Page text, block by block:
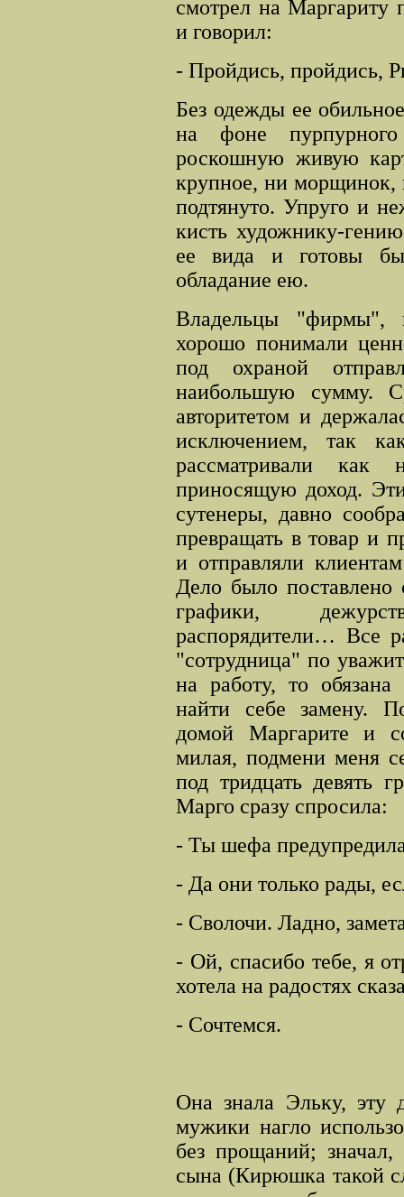
смотрел на Маргариту
и говорил:
- Пройдись, пройдись,
Без одежды ее
на фоне
роскошную живую
крупное, ни морщинок,
подтянуто. Упруго и
кисть художнику-
ее вида и готовы
обладание ею.
Владельцы "фирмы",
хорошо понимали
под охраной
наибольшую сумму.
авторитетом и
исключением, так
рассматривали как
приносящую доход.
сутенеры, давно
превращать в товар и
и отправляли
Дело было поставлено
графики,
распорядители… Все
"сотрудница" по
на работу, то
найти себе замену.
домой Маргарите и
милая, подмени меня
под тридцать девять
Марго сразу спросила:
- Ты шефа
- Да они только рады,
- Сволочи. Ладно,
- Ой, спасибо тебе, я
хотела на радостях
- Сочтемся.
Она знала Эльку, эту
мужики нагло
без прощаний;
сына (Кирюшка такой